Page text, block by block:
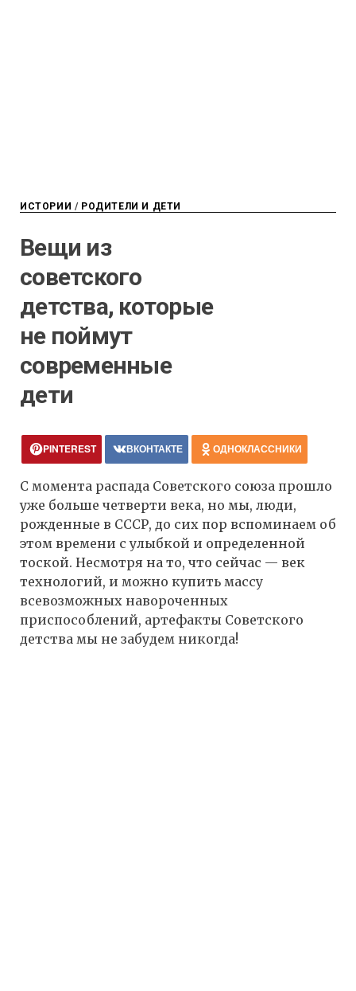
ИСТОРИИ / РОДИТЕЛИ И ДЕТИ
Вещи из
советского
детства, которые
не поймут
современные
дети
PINTEREST ВКОНТАКТЕ ОДНОКЛАССНИКИ
С момента распада Советского союза прошло
уже больше четверти века, но мы, люди,
рожденные в СССР, до сих пор вспоминаем об
этом времени с улыбкой и определенной
тоской. Несмотря на то, что сейчас — век
технологий, и можно купить массу
всевозможных навороченных
приспособлений, артефакты Советского
детства мы не забудем никогда!